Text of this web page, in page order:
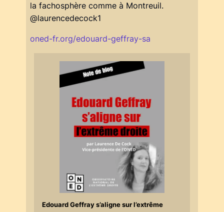
la fachosphère comme à Montreuil.
@laurencedecock1
oned-fr.org/edouard-geffray-sa
Edouard Geffray s’aligne sur l’extrême